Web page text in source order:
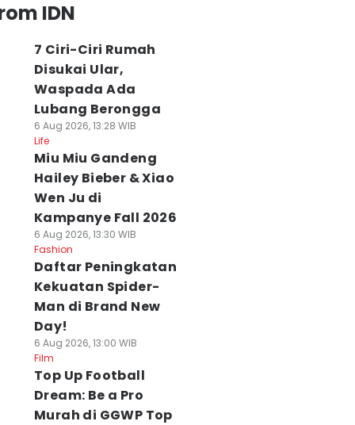
IDN
7 Ciri-Ciri Rumah
Disukai Ular,
Waspada Ada
Lubang Berongga
6 Aug 2026, 13:28 WIB
Life
Miu Miu Gandeng
Hailey Bieber & Xiao
Wen Ju di
Kampanye Fall 2026
6 Aug 2026, 13:30 WIB
Fashion
Daftar Peningkatan
Kekuatan Spider-
Man di Brand New
Day!
6 Aug 2026, 13:00 WIB
Film
Top Up Football
Dream: Be a Pro
Murah di GGWP Top